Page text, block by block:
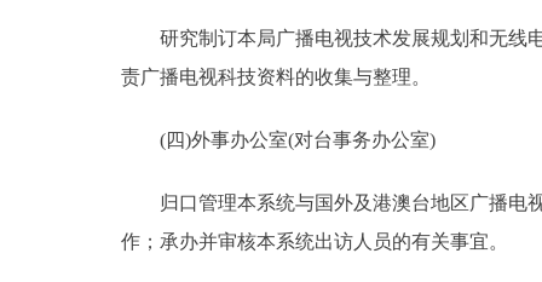
研究制订本局广播电视技术发展规划和无线电
责广播电视科技资料的收集与整理。
(四)外事办公室(对台事务办公室)
归口管理本系统与国外及港澳台地区广播电视
作；承办并审核本系统出访人员的有关事宜。